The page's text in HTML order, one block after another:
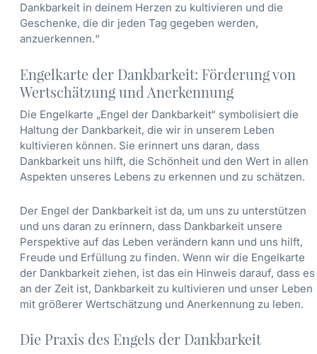
Dankbarkeit in deinem Herzen zu kultivieren und die
Geschenke, die dir jeden Tag gegeben werden,
anzuerkennen.“
Engelkarte der Dankbarkeit: Förderung von
Wertschätzung und Anerkennung
Die Engelkarte „Engel der Dankbarkeit“ symbolisiert die
Haltung der Dankbarkeit, die wir in unserem Leben
kultivieren können. Sie erinnert uns daran, dass
Dankbarkeit uns hilft, die Schönheit und den Wert in allen
Aspekten unseres Lebens zu erkennen und zu schätzen.
Der Engel der Dankbarkeit ist da, um uns zu unterstützen
und uns daran zu erinnern, dass Dankbarkeit unsere
Perspektive auf das Leben verändern kann und uns hilft,
Freude und Erfüllung zu finden. Wenn wir die Engelkarte
der Dankbarkeit ziehen, ist das ein Hinweis darauf, dass es
an der Zeit ist, Dankbarkeit zu kultivieren und unser Leben
mit größerer Wertschätzung und Anerkennung zu leben.
Die Praxis des Engels der Dankbarkeit